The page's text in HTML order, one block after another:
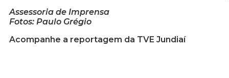
Assessoria de Imprensa
Fotos: Paulo Grégio
Acompanhe a reportagem da TVE Jundiaí